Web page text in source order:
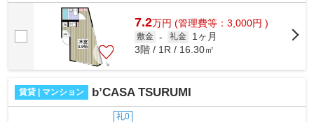
にある物件なので、アクセスも良好です...
7.2万円 (管理費等：3,000円 )
敷金 - 礼金
1ヶ月
3階 / 1R / 16.30㎡
賃貸 | マンション b’CASA TSURUMI
礼0